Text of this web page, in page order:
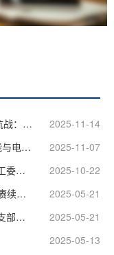
2025-11-14
校关工委、智电学院关工委联合举办《抗战：中华民族命运的历史性转折》主题讲座
2025-11-07
关怀·交流·共筑民族同心圆 ——人工智能与电子信息学院关工委举办2025级少数民族学生座谈会
2025-10-22
聚焦“五好四型” 共筑育人新篇 ——校关工委深入电子学院开展专题调研
2025-05-21
电子信息工程学院开展“品悟红色家书，赓续红色血脉”专题学习活动
2025-05-21
听老党员讲述南通革命故事 ——学生党支部赴如东开展红色研学
2025-05-13